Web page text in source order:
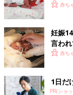
か会赤ち
妊娠
言わ
生命赤ち
1日だ
PR(ショ